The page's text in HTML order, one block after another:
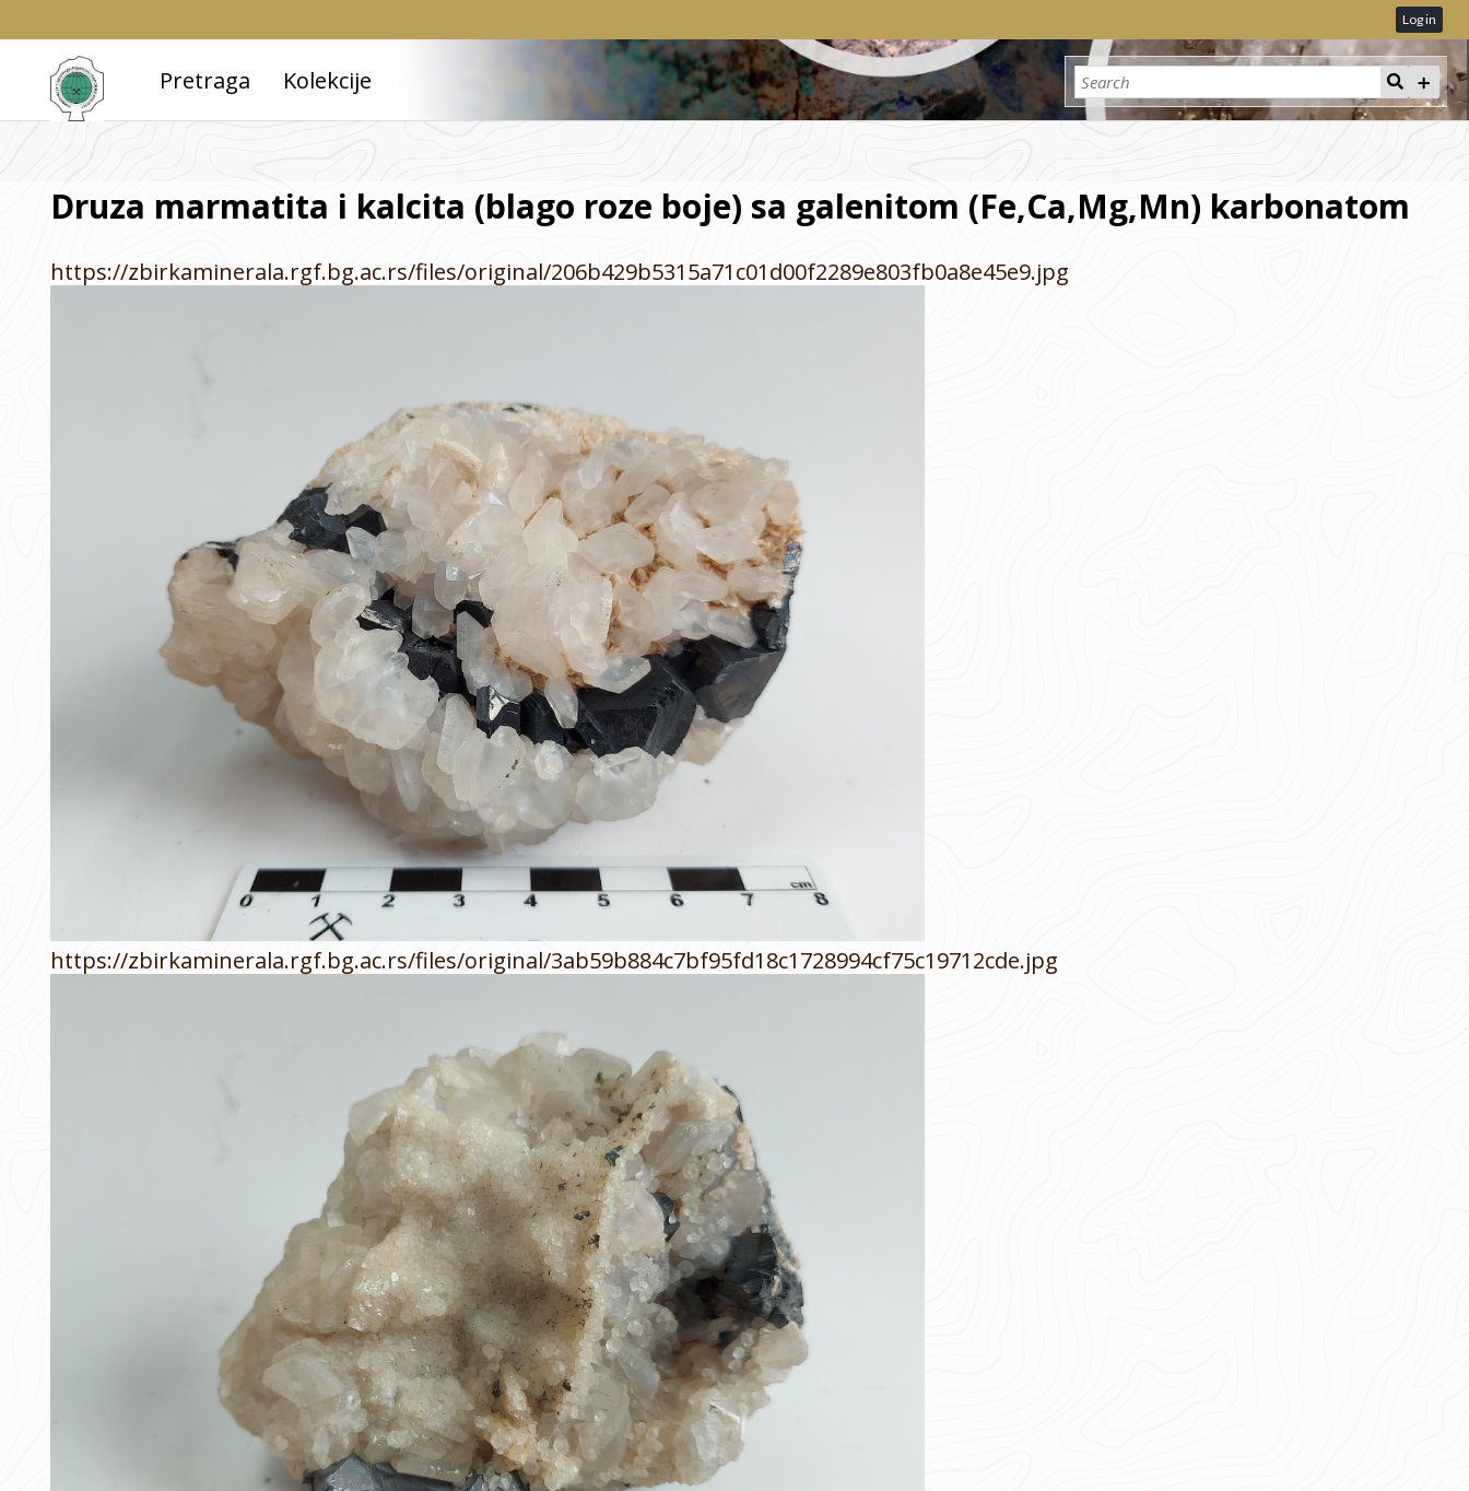
Log in
Pretraga Kolekcije
Druza marmatita i kalcita (blago roze boje) sa galenitom (Fe,Ca,Mg,Mn) karbonatom
https://zbirkaminerala.rgf.bg.ac.rs/files/original/206b429b5315a71c01d00f2289e803fb0a8e45e9.jpg
https://zbirkaminerala.rgf.bg.ac.rs/files/original/3ab59b884c7bf95fd18c1728994cf75c19712cde.jpg